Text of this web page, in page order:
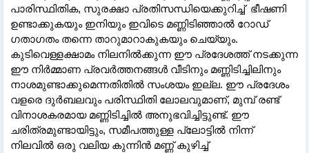
പാരിസ്ഥിതിക, സുരക്ഷാ പ്രതിസന്ധിയെക്കുറിച്ച് ഭീഷണി
ഉണ്ടാക്കുകയും ഇനിയും ഇവിടെ മണ്ണിടിഞ്ഞാൽ റോഡ്
ഗതാഗതം തന്നെ താറുമാറാകുകയും ചെയ്യും.
കുടിവെള്ളക്ഷാമം നിലനിൽക്കുന്ന ഈ പ്രദേശത്ത് നടക്കുന്ന
ഈ നിർമ്മാണ പ്രവർത്തനങ്ങൾ വീടിനും മണ്ണിടിച്ചിലിനും
നാശമുണ്ടാക്കുമെന്നതിതിൽ സംശയം ഇല്ല. ഈ പ്രദേശം
വളരെ ദുർബലവും പരിസ്ഥിതി ലോലവുമാണ്, മുമ്പ് രണ്ട്
വിനാശകരമായ മണ്ണിടിച്ചിൽ അനുഭവിച്ചിട്ടുണ്ട്. ഈ
ചരിത്രമുണ്ടായിട്ടും, സമീപത്തുള്ള പ്ലോട്ടിൽ നിന്ന്
നിലവിൽ ഒരു വലിയ കുന്നിൻ മണ്ണ് കുഴിച്ച്